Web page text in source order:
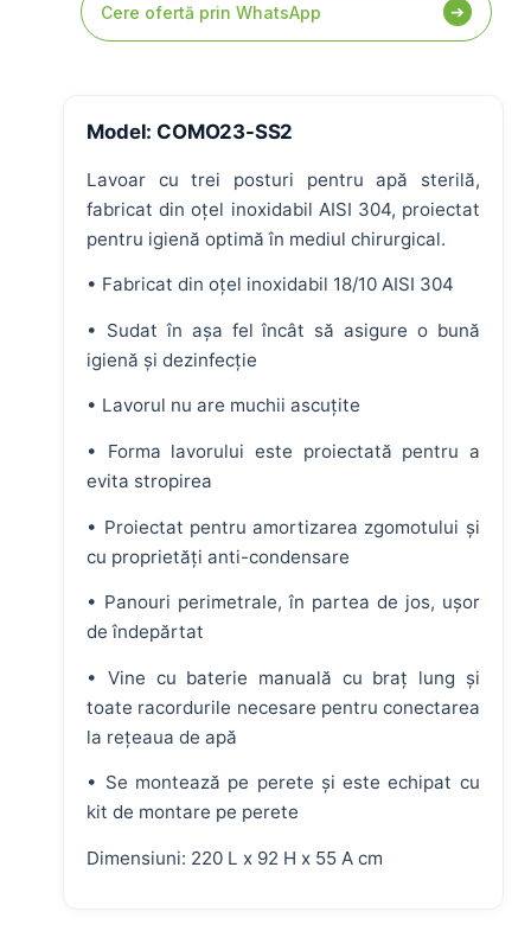
Cere ofertă prin WhatsApp ➔
Model: COMO23-SS2
Lavoar cu trei posturi pentru apă sterilă,
fabricat din oțel inoxidabil AISI 304, proiectat
pentru igienă optimă în mediul chirurgical.
• Fabricat din oțel inoxidabil 18/10 AISI 304
• Sudat în așa fel încât să asigure o bună
igienă și dezinfecție
• Lavorul nu are muchii ascuțite
• Forma lavorului este proiectată pentru a
evita stropirea
• Proiectat pentru amortizarea zgomotului și
cu proprietăți anti-condensare
• Panouri perimetrale, în partea de jos, ușor
de îndepărtat
• Vine cu baterie manuală cu braț lung și
toate racordurile necesare pentru conectarea
la rețeaua de apă
• Se montează pe perete și este echipat cu
kit de montare pe perete
Dimensiuni: 220 L x 92 H x 55 A cm